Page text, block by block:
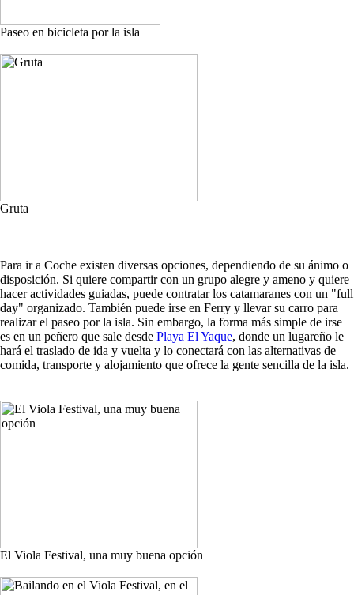
Paseo en bicicleta por la isla
Gruta
Para ir a Coche existen diversas opciones, dependiendo de su ánimo o
disposición. Si quiere compartir con un grupo alegre y ameno y quiere
hacer actividades guiadas, puede contratar los catamaranes con un "full
day" organizado. También puede irse en Ferry y llevar su carro para
realizar el paseo por la isla. Sin embargo, la forma más simple de irse
es en un peñero que sale desde Playa El Yaque, donde un lugareño le
hará el traslado de ida y vuelta y lo conectará con las alternativas de
comida, transporte y alojamiento que ofrece la gente sencilla de la isla.
El Viola Festival, una muy buena opción